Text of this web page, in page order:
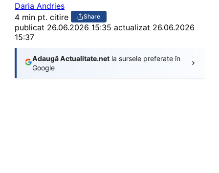
Daria Andries
4 min pt. citire
Share
publicat 26.06.2026 15:35 actualizat 26.06.2026
15:37
Adaugă Actualitate.net la sursele preferate în
Google